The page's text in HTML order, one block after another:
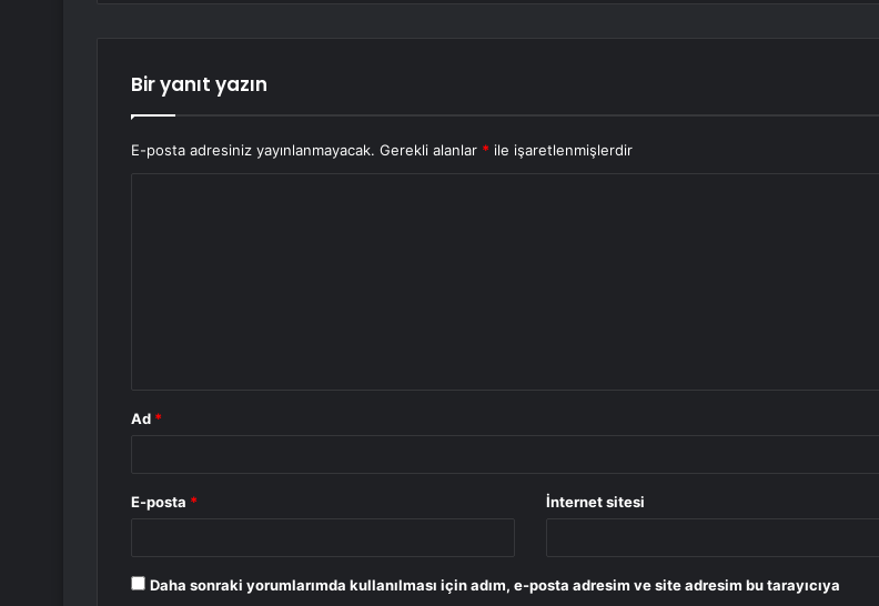
Bir yanıt yazın
E-posta adresiniz yayınlanmayacak. Gerekli alanlar * ile işaretlenmişlerdir
Ad *
E-posta * İnternet sitesi
Daha sonraki yorumlarımda kullanılması için adım, e-posta adresim ve site adresim bu tarayıcıya